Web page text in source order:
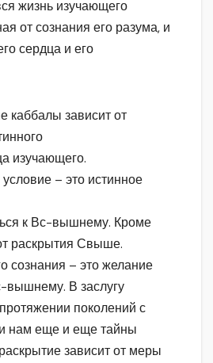
жизнь изучающего
от сознания его разума, и
сердца и его
каббалы зависит от
изучающего.
– это истинное
к Вс-вышнему. Кроме
раскрытия Свыше.
сознания – это желание
вышнему. В заслугу
поколений с
нам еще и еще тайны
зависит от меры